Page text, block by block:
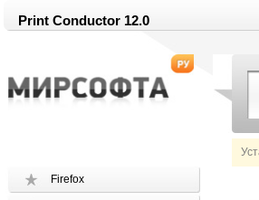
Print Conductor 12.0
Firefox